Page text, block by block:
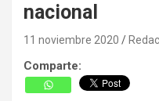
nacional
11 noviembre 2020
Comparte: